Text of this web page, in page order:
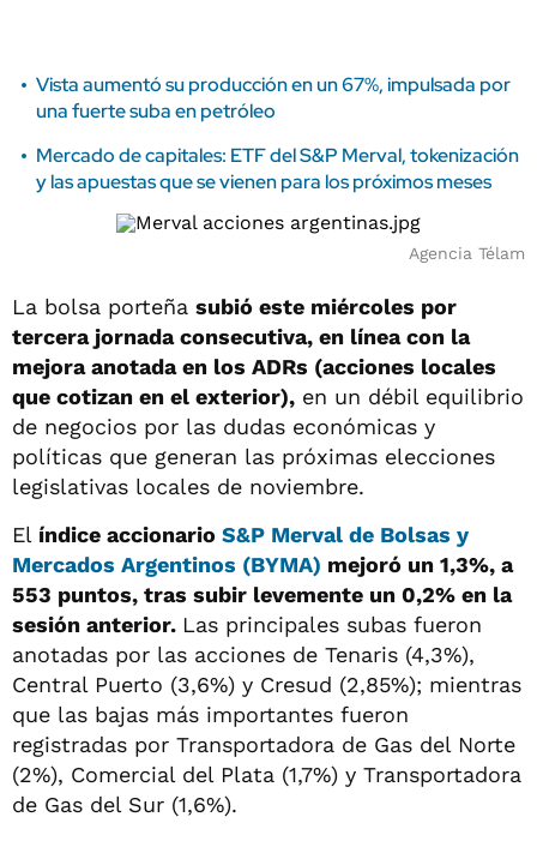
Vista aumentó su producción en un 67%, impulsada por
una fuerte suba en petróleo
Mercado de capitales: ETF del S&P Merval, tokenización
y las apuestas que se vienen para los próximos meses
Agencia Télam
La bolsa porteña subió este miércoles por
tercera jornada consecutiva, en línea con la
mejora anotada en los ADRs (acciones locales
que cotizan en el exterior), en un débil equilibrio
de negocios por las dudas económicas y
políticas que generan las próximas elecciones
legislativas locales de noviembre.
El índice accionario S&P Merval de Bolsas y
Mercados Argentinos (BYMA) mejoró un 1,3%, a
553 puntos, tras subir levemente un 0,2% en la
sesión anterior. Las principales subas fueron
anotadas por las acciones de Tenaris (4,3%),
Central Puerto (3,6%) y Cresud (2,85%); mientras
que las bajas más importantes fueron
registradas por Transportadora de Gas del Norte
(2%), Comercial del Plata (1,7%) y Transportadora
de Gas del Sur (1,6%).